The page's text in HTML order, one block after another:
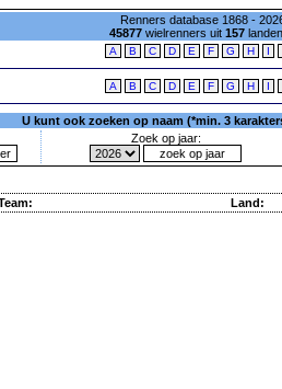
Renners database 1868 -
45877wielrenners uit 157
A B C D E F G H I
A B C D E F G H I
U kunt ook zoeken op naam (*min. 3
Zoek op jaar:
Land: